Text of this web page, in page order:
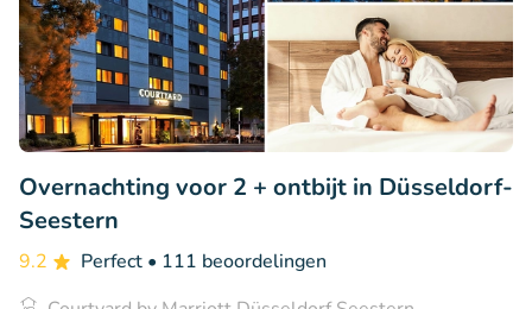
Overnachting voor 2 + ontbijt in Düsseldorf-
Seestern
9.2 Perfect • 111 beoordelingen